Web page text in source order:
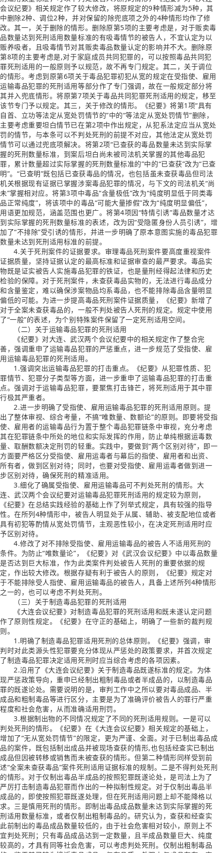
会议纪要》相关规定作了较大修改，将原规定的9种情形减为5种，其
中删除2种、调位2种，并对保留的除兜底项之外的4种情形均作了修
改。其一，关于删除的情形。删除原第5项的主要考虑是，对于贩卖毒
品数量达到死刑适用数量标准的有吸毒情节的被告人，不宜认定为以
贩养吸者，且吸毒情节对其贩卖毒品数量认定的影响并不大。删除原
第8项的主要考虑是,对于家庭成员共同犯罪的，可以按照毒品共同犯
罪死刑适用的一般原则予以规范，故不再专门规定。其二，关于调位
的情形。考虑到原第6项关于毒品犯罪初犯从宽的规定在受指使、雇用
运输毒品犯罪的死刑适用等部分作了专门强调，故在一般规定部分将
其并入兜底情形。将原第7项关于毒品共同犯罪死刑适用的规定，移至
该节专门予以规定。其三，关于修改的情形。《纪要》将第1项“具有
自首、立功等法定从宽处罚情节的”中的“等法定从宽处罚情节”删除，
主要考虑重要坦白情节已在第2项中作出规定，从犯系法定应当从宽处
罚的情节，与本条可以不判处死刑的前提不对应，其他法定从宽处罚
情节可以通过兜底项解决。将第2项“已查获的毒品数量未达到实际掌
握的死刑数量标准，到案后坦白尚未被司法机关掌握的其他毒品犯
罪，累计数量超过实际掌握的死刑数量标准的”中的“已查获”改为“已查
明”。“已查明”既包括已查获毒品的情况，也包括虽未查获毒品但司法
机关根据现有证据已掌握涉案毒品犯罪的情况，与下文的司法机关“尚
未”掌握相对应。将第3项中毒品“含量极低”改为“纯度明显低于同类毒
品正常纯度”，将该项中的毒品“可能大量掺假”改为“纯度明显偏低”，
用语更加规范，涵盖范围也更广。将第4项因“特情引诱”毒品数量才达
到实际掌握的死刑数量标准的表述，改为因“受隐匿身份人员引诱”，增
加了“不排除”受引诱的情形，并进一步明确了原本意图实施的毒品犯罪
数量未达到死刑适用标准的前提。
4.关于死刑案件的证据要求。审理毒品死刑案件要高度重视案件
证据质量，坚持证据认定的最高标准和证据审查的最严要求。毒品实
物既是证实被告人实施毒品犯罪的铁证，也是量刑经得起法律和历史
检验的保障。对于死刑案件，未查获毒品实物的，无法进行毒品成分
和含量鉴定，难以确保涉案物品均系毒品，也不能排除毒品含量明显
偏低的可能。为进一步提高毒品死刑案件证据质量，《纪要》新增了
对于全案未查获毒品的，一般不判处被告人死刑的规定。规定中使用
了“一般”的表述，为个别特殊案件保留了一定死刑适用空间。
（二）关于运输毒品犯罪的死刑适用
《纪要》对大连、武汉两个会议纪要中的相关规定作了整合完
善，强调重申了运输毒品犯罪的严惩重点，进一步规范了受指使、雇
用运输毒品犯罪的死刑适用。
1.强调突出运输毒品犯罪的打击重点。《纪要》从犯罪性质、犯
罪情节、犯罪分子类型等方面，进一步重申了运输毒品犯罪的打击重
点。强调对于运输毒品犯罪，要聚焦打击锋芒，将死刑适用于其中罪
行极其严重者。
2.进一步明确了受指使、雇用运输毒品犯罪的死刑适用原则。提
出了整体审视、综合考量，不搞“唯数量、数额论”的原则。即要将受指
使、雇用者的运输毒品行为置于整个毒品犯罪链条中审视，充分考虑
其在犯罪链条中所处的地位和实际发挥的作用，防止单纯根据运毒数
量、取酬数额决定刑罚的轻重。实践中，要做到“两个区别对待”，即一
方面要严格区分受指使、雇用运毒者与幕后的指使、雇用者和出资、
所有者，做到区别对待；同时，也要对受指使、雇用运毒者做到进一
步区别对待，确保死刑的精准适用。
3.细化了确属受指使、雇用运输毒品可不判处死刑的情形。大
连、武汉两个会议纪要对运输毒品犯罪死刑适用的规定较为原则，
《纪要》在总结实践经验的基础上作了列举式规定，具有较强的指导
性。在所列4种情形中，被告人明显处于从属、辅助、被支配地位或者
具有初犯等酌情从宽处罚情节，主观恶性较小，在决定死刑适用时应
予区别对待。
4.修改了对不排除受指使、雇用运输毒品的被告人不适用死刑的
条件。为防止“唯数量论”，《纪要》对《武汉会议纪要》中以毒品数量
是否达到巨大标准，作为此类案件判处被告人死刑的重要依据的规
定，作出较大修改。根据存疑有利于被告人的原则，《纪要》规定对
于不能排除受人指使、雇用运输毒品的被告人，具备上述所列4种情形
之一的，也可以考虑不判处死刑。
（三）关于制造毒品犯罪的死刑适用
《大连会议纪要》对制造毒品犯罪的死刑适用和既未遂认定问题
作了原则性规定。《纪要》在守正的基础上，明确了一些新的裁判规
则。
1.明确了制造毒品犯罪适用死刑的总体原则。《纪要》强调，审
判时对此类源头性犯罪要充分体现从严惩处的政策要求，并首次规定
了制造毒品犯罪决定适用死刑时应当综合考虑的各项因素。
2.沿用了《大连会议纪要》关于制造毒品既遂标准的规定。为体
现严惩政策导向，重申已经制出粗制毒品或者半成品的，以制造毒品
罪的既遂论处。需要说明的是，审判工作中之所以要对毒品成品、半
成品和粗制毒品等进行区分，主要是为了准确评价被告人的罪行严重
程度和社会危害，从而准确适用刑罚。
3.根据制出物的不同情况规定了不同的死刑适用规则。一是可以
判处死刑的情形。《纪要》在《大连会议纪要》相关规定的基础上，
增加了“无从宽处罚情节”的限定，更为严谨、全面。对于已制出毒品成
品的案件，既包括制出成品并被现场查获的情形,也包括经查实已制出
成品但因被转移或销售而未被查获的情形。但第二种情形同样受到前
述“全案未查获毒品”案件死刑适用证据标准的规制。二是不得判处死刑
的情形。对于仅制出毒品半成品的按照犯罪既遂论处，是司法上为了
严厉打击制造毒品犯罪而作出的一种拟制性规定。对于仅制出毒品半
成品的，即使按照犯罪既遂处理，但在死刑适用问题上却不能降格以
求。三是慎用死刑的情形。即制出毒品成品数量未达到实际掌握的死
刑适用数量标准，或者仅制出粗制毒品的。研究认为，查获和经查实
此前制出的毒品成品数量较低的，由于社会危害相对较小，原则上不
宜判处死刑；只有毒品成品达到一定数量，且半成品数量巨大、纯度
较高的，才具有同等社会危害，可以考虑判处死刑。仅制出粗制毒品